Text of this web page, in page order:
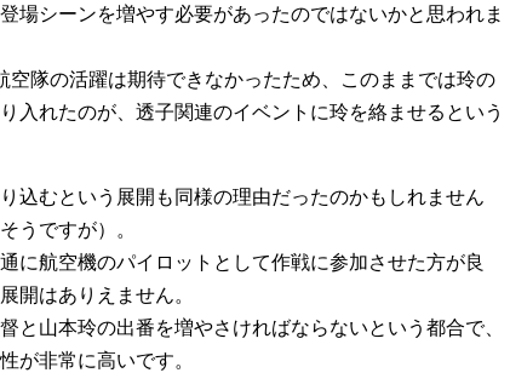
場シーンを増やす必要があったのではないかと思われま
隊の活躍は期待できなかったため、このままでは玲の
入れたのが、透子関連のイベントに玲を絡ませるという
込むという展開も同様の理由だったのかもしれません
うですが）。
に航空機のパイロットとして作戦に参加させた方が良
開はありえません。
と山本玲の出番を増やさければならないという都合で、
が非常に高いです。